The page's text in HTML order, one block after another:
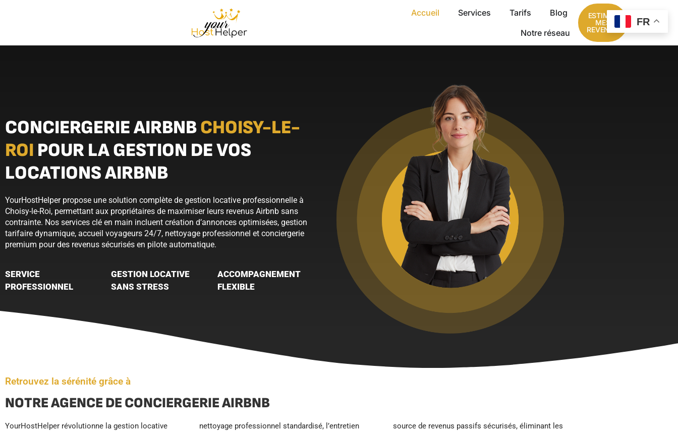
Accueil Services Tarifs
Blog
Notre réseau
ESTIMER
MES
REVENUS
CONCIERGERIE AIRBNBCHOISY-LE-
ROI POUR LA GESTION DE VOS
LOCATIONS AIRBNB
YourHostHelper propose une solution complète de gestion locative professionnelle à
Choisy-le-Roi, permettant aux propriétaires de maximiser leurs revenus Airbnb sans
contrainte. Nos services clé en main incluent création d’annonces optimisées, gestion
tarifaire dynamique, accueil voyageurs 24/7, nettoyage professionnel et conciergerie
premium pour des revenus sécurisés en pilote automatique.
SERVICE
PROFESSIONNEL
GESTION LOCATIVE
SANS STRESS
ACCOMPAGNEMENT
FLEXIBLE
Retrouvez la sérénité grâce à
NOTRE AGENCE DE CONCIERGERIE AIRBNB
YourHostHelper révolutionne la gestion locative
nettoyage professionnel standardisé, l’entretien
source de revenus passifs sécurisés, éliminant les
FR